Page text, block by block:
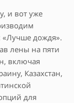
и вот уже
дождя».
лены на пяти
включая
Казахстан,
для